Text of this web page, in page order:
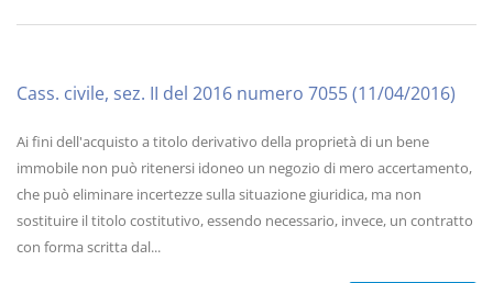
Cass. civile, sez. II del 2016 numero 7055 (11/04/2016)
Ai fini dell'acquisto a titolo derivativo della proprietà di un bene
immobile non può ritenersi idoneo un negozio di mero accertamento,
che può eliminare incertezze sulla situazione giuridica, ma non
sostituire il titolo costitutivo, essendo necessario, invece, un contratto
con forma scritta dal...